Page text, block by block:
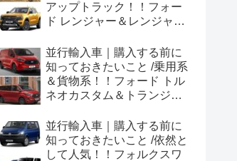
アップトラック！！フォー
ド レンジャー＆レンジャー
め！
並行輸入車｜購入する前に
知っておきたいこと /乗用系
＆貨物系！！フォード トル
ネオカスタム＆トランジッ
め！
並行輸入車｜購入する前に
知っておきたいこと /依然と
して人気！！フォルクスワ